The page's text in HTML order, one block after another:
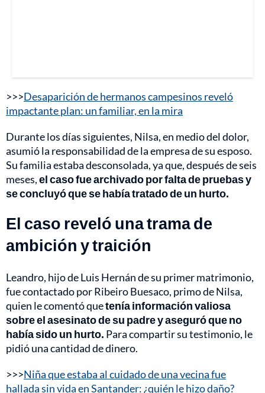
>>>Desaparición de hermanos campesinos reveló
impactante plan: un familiar, en la mira
Durante los días siguientes, Nilsa, en medio del dolor,
asumió la responsabilidad de la empresa de su esposo.
Su familia estaba desconsolada, ya que, después de seis
meses,el caso fue archivado por falta de pruebas y
se concluyó que se había tratado de un hurto.
El caso reveló una trama de
ambición y traición
Leandro, hijo de Luis Hernán de su primer matrimonio,
fue contactado por Ribeiro Buesaco, primo de Nilsa,
quien le comentó quetenía información valiosa
sobre el asesinato de su padre y aseguró que no
había sido un hurto. Para compartir su testimonio, le
pidió una cantidad de dinero.
>>>Niña que estaba al cuidado de una vecina fue
hallada sin vida en Santander: ¿quién le hizo daño?